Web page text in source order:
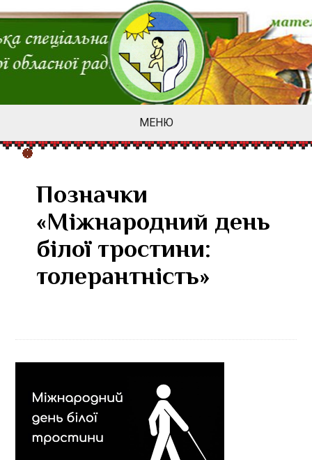
МЕНЮ
Позначки
«Міжнародний день
білої тростини:
толерантність»